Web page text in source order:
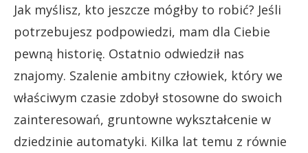
Jak myślisz, kto jeszcze mógłby to robić? Jeśli
potrzebujesz podpowiedzi, mam dla Ciebie
pewną historię. Ostatnio odwiedził nas
znajomy. Szalenie ambitny człowiek, który we
właściwym czasie zdobył stosowne do swoich
zainteresowań, gruntowne wykształcenie w
dziedzinie automatyki. Kilka lat temu z równie